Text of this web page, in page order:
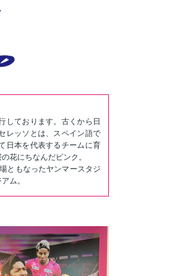
しております。古くから日
レッソとは、スペイン語で
日本を代表するチームに育
花にちなんだピンク。
ともなったヤンマースタジ
ム。